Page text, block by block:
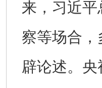
来，习近
察等场合
辟论述。